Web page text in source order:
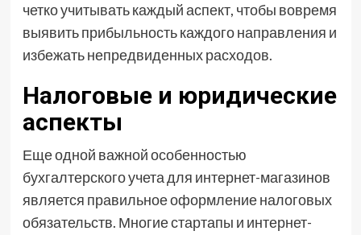
четко учитывать каждый аспект, чтобы вовремя
выявить прибыльность каждого направления и
избежать непредвиденных расходов.
Налоговые и юридические
аспекты
Еще одной важной особенностью
бухгалтерского учета для интернет-магазинов
является правильное оформление налоговых
обязательств. Многие стартапы и интернет-